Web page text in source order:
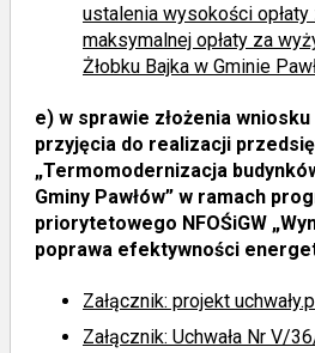
ustalenia wysokości
maksymalnej opłaty za
Żłobku Bajka w Gminie
e) w sprawie złożenia
przyjęcia do realizacji
„Termomodernizacja
Gminy Pawłów” w ramach
priorytetowego NFOŚiGW
poprawa efektywności
Załącznik: projekt
Załącznik: Uchwała Nr V/